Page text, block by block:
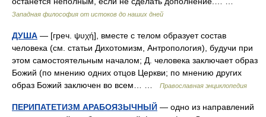
Западная философия от истоков до наших дней
ДУША — [греч. ψυχή], вместе с телом образует состав
человека (см. статьи Дихотомизм, Антропология), будучи при
этом самостоятельным началом; Д. человека заключает образ
Божий (по мнению одних отцов Церкви; по мнению других
образ Божий заключен во всем… …
Православная энциклопедия
ПЕРИПАТЕТИЗМ АРАБОЯЗЫЧНЫЙ — одно из направлений